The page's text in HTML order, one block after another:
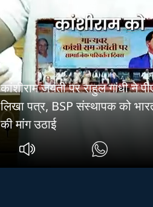
कांशीराम जयंती पर राहुल गांधी ने
लिखा पत्र, BSP संस्थापक को
की मांग उठाई